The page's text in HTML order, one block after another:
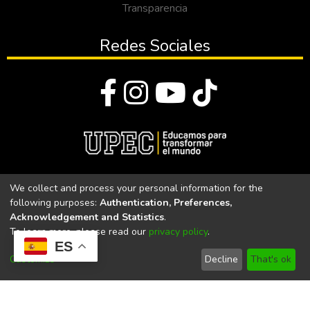
ES
Transparencia
Redes Sociales
Universidad Politécnica Estatal del Carchi
Universidad Politécnica Estatal del Carchi | Acreditada por el
CACES Resolución N°. 160-SE-33-CACES-2020
We collect and process your personal information for the
following purposes: Authentication, Preferences,
Acknowledgement and Statistics.
To learn more, please read our privacy policy.
Customize Decline That's ok